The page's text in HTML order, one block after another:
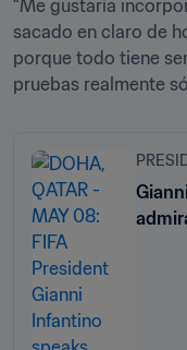
“Me gustaría
sacado en claro de
porque todo tiene
pruebas realmente